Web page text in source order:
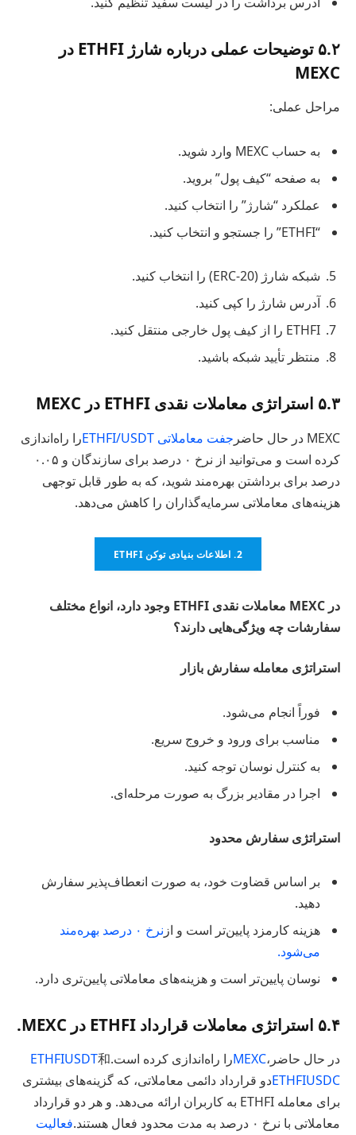
۵.۲ توضیحات عملی درباره شارژ ETHFI در
MEXC
مراحل عملی:
به حساب MEXC وارد شوید.
به صفحه “کیف پول” بروید.
عملکرد “شارژ” را انتخاب کنید.
“ETHFI” را جستجو و انتخاب کنید.
شبکه شارژ (ERC-20) را انتخاب کنید.
آدرس شارژ را کپی کنید.
ETHFI را از کیف پول خارجی منتقل کنید.
منتظر تأیید شبکه باشید.
۵.۳ استراتژی معاملات نقدی ETHFI در MEXC
MEXC در حال حاضر جفت معاملاتی ETHFI/USDT
را راه‌اندازی
کرده است و می‌توانید از نرخ ۰ درصد برای سازندگان و ۰.۰۵
درصد برای برداشتن بهره‌مند شوید، که به طور قابل توجهی
هزینه‌های معاملاتی سرمایه‌گذاران را کاهش می‌دهد.
2. اطلاعات بنیادی توکن ETHFI
در MEXC معاملات نقدی ETHFI وجود دارد، انواع مختلف
سفارشات چه ویژگی‌هایی دارند؟
استراتژی معامله سفارش بازار
فوراً انجام می‌شود.
مناسب برای ورود و خروج سریع.
به کنترل نوسان توجه کنید.
اجرا در مقادیر بزرگ به صورت مرحله‌ای.
استراتژی سفارش محدود
بر اساس قضاوت خود، به صورت انعطاف‌پذیر سفارش
دهید.
هزینه کارمزد پایین‌تر است و از
نرخ ۰ درصد بهره‌مند
می‌شود.
نوسان پایین‌تر است و هزینه‌های معاملاتی پایین‌تری دارد.
۵.۴ استراتژی معاملات قرارداد ETHFI در MEXC.
در حال حاضر،MEXCرا راه‌اندازی کرده است. ETHFIUSDT和
ETHFIUSDCدو قرارداد دائمی معاملاتی، که گزینه‌های بیشتری
برای معامله ETHFI به کاربران ارائه می‌دهد. و هر دو قرارداد
معاملاتی با نرخ ۰ درصد به مدت محدود فعال هستند.
فعالیت